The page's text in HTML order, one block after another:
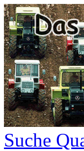
Suche